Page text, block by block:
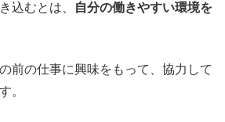
込むとは、
自分の働きやすい環境を
前の仕事に興味をもって、協力して
。